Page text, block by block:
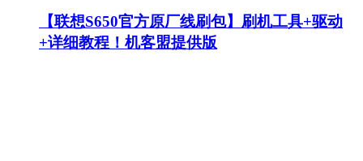
【联想S650官方原厂线刷包】刷机工具+驱动
+详细教程！机客盟提供版